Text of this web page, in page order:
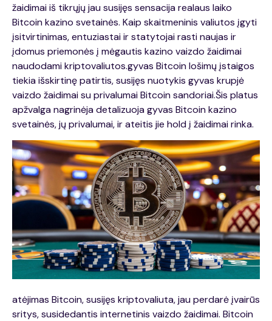
žaidimai iš tikrųjų jau susijęs sensacija realaus laiko
Bitcoin kazino svetainės. Kaip skaitmeninis valiutos įgyti
įsitvirtinimas, entuziastai ir statytojai rasti naujas ir
įdomus priemonės į mėgautis kazino vaizdo žaidimai
naudodami kriptovaliutos.gyvas Bitcoin lošimų įstaigos
tiekia išskirtinępatirtis, susijęs nuotykis gyvas krupjė
vaizdo žaidimai su privalumai Bitcoin sandoriai.Šis platus
apžvalga nagrinėja detalizuoja gyvas Bitcoin kazino
svetainės, jų privalumai, ir ateitis jie hold į žaidimai rinka.
atėjimas Bitcoin, susijęs kriptovaliuta, jau perdarė įvairūs
sritys, susidedantis internetinis vaizdo žaidimai. Bitcoin